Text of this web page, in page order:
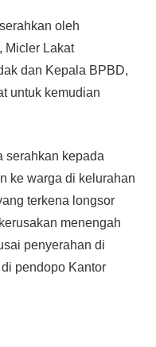
oleh
Micler Lakat
dan Kepala BPBD,
untuk kemudian
serahkan kepada
ke warga di kelurahan
terkena longsor
menengah
penyerahan di
pendopo Kantor